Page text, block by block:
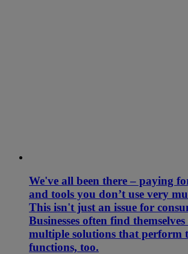
We've all been there – paying
and tools you don’t use very
This isn't just an issue for
Businesses often find
multiple solutions that perform
functions, too.